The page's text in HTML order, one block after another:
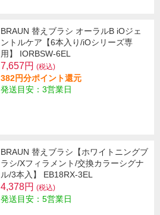
BRAUN 替えブラシ オーラルB iOジェ
ントルケア【6本入り/iOシリーズ専
用】 IORBSW-6EL
7,657円 (税込)
382円分ポイント還元
発送目安：3営業日
BRAUN 替えブラシ【ホワイトニングブ
ラシ/Xフィラメント/交換カラーシグナ
ル/3本入】 EB18RX-3EL
4,378円 (税込)
発送目安：5営業日